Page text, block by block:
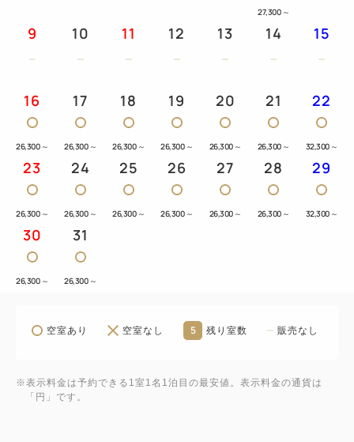
27,300 ～
9 10 11 12 13 14 15
16
26,300 ～
17
26,300 ～
18
26,300 ～
19
26,300 ～
20
26,300 ～
21
26,300 ～
22
32,300 ～
23
26,300 ～
24
26,300 ～
25
26,300 ～
26
26,300 ～
27
26,300 ～
28
26,300 ～
29
32,300 ～
30
26,300 ～
31
26,300 ～
空室あり 空室なし 5 残り室数 販売なし
※表示料金は予約できる1室1名1泊目の最安値。表示料金の通貨は
「円」です。